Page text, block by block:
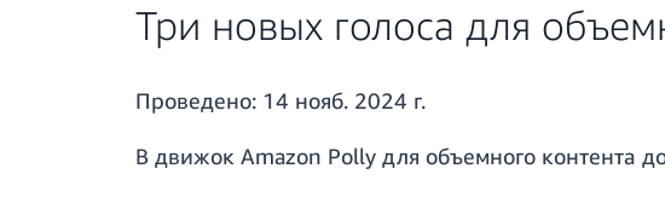
Три новых голоса для
Проведено: 14 нояб. 2024 г.
В движок Amazon Polly для объемного контента